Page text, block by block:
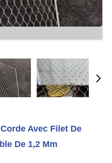
Avec Filet De
De 1,2 Mm